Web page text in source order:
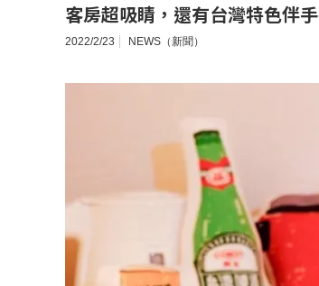
客房超吸睛，還有台灣特色伴
2022/2/23 NEWS（新聞）